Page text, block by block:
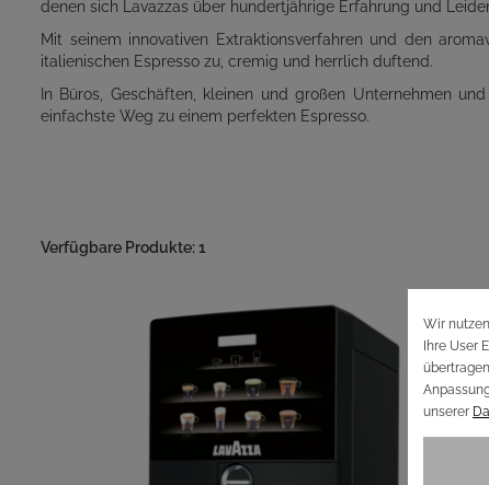
denen sich Lavazzas über hundertjährige Erfahrung und
Mit seinem innovativen Extraktionsverfahren und den
italienischen Espresso zu, cremig und herrlich duftend.
In Büros, Geschäften, kleinen und großen Unternehmen
einfachste Weg zu einem perfekten Espresso.
Verfügbare Produkte: 1